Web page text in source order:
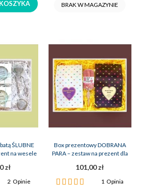
BRAK W MAGAZYNIE
ŚLUBNE
na wesele
zł
2Opinie
Box prezentowy DOBRANA
PARA – zestaw na prezent dla
101,00 zł
Ocena:
1Opinia